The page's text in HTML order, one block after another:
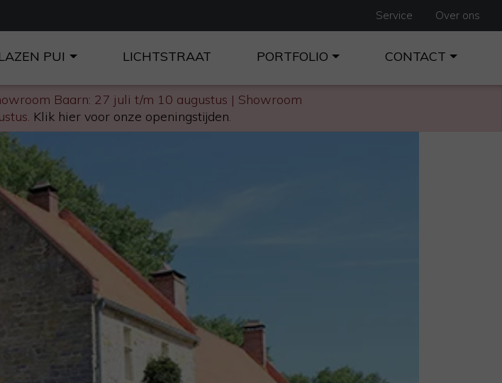
Baarn: 27 juli t/m 10 augustus | Showroom
Klik hier voor onze openingstijden.
Service Over ons
PUI LICHTSTRAAT PORTFOLIO CONTACT